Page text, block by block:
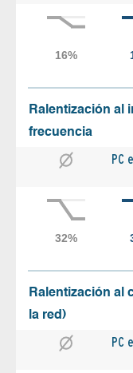
Ralentización al
frecuencia
PC
Ralentización al
la red)
PC